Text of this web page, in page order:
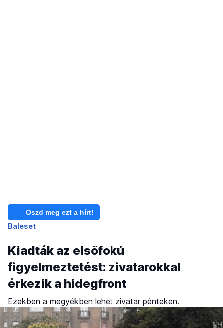
Oszd meg ezt a hírt!
Baleset
Kiadták az elsőfokú
figyelmeztetést: zivatarokkal
érkezik a hidegfront
Ezekben a megyékben lehet zivatar pénteken.